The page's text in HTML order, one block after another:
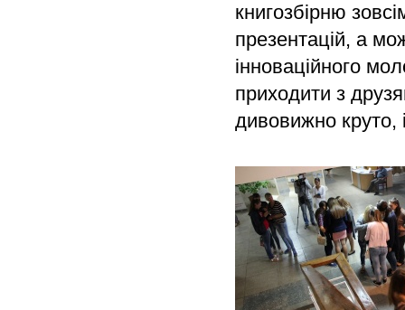
книгозбірню
презентацій, а
інноваційного
приходити з
дивовижно круто,